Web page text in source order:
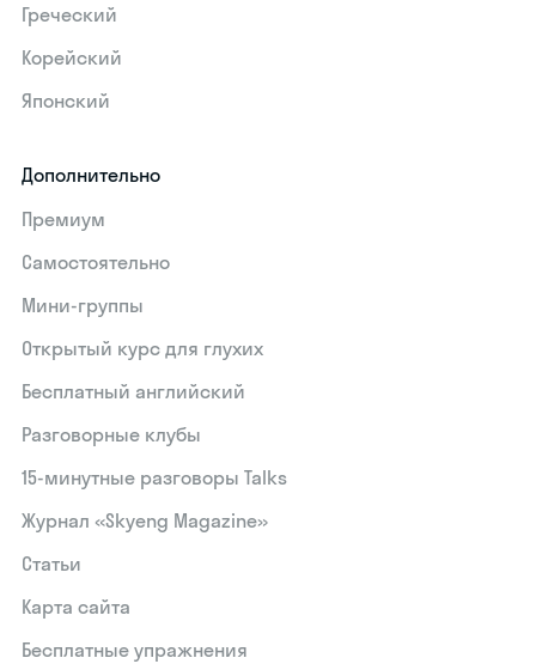
Греческий
Корейский
Японский
Дополнительно
Премиум
Самостоятельно
Мини-группы
Открытый курс для глухих
Бесплатный английский
Разговорные клубы
15‑минутные разговоры Talks
Журнал «Skyeng Magazine»
Статьи
Карта сайта
Бесплатные упражнения